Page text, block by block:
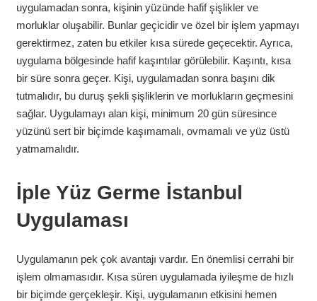
uygulamadan sonra, kişinin yüzünde hafif şişlikler ve
morluklar oluşabilir. Bunlar geçicidir ve özel bir işlem yapmayı
gerektirmez, zaten bu etkiler kısa sürede geçecektir. Ayrıca,
uygulama bölgesinde hafif kaşıntılar görülebilir. Kaşıntı, kısa
bir süre sonra geçer. Kişi, uygulamadan sonra başını dik
tutmalıdır, bu duruş şekli şişliklerin ve morlukların geçmesini
sağlar. Uygulamayı alan kişi, minimum 20 gün süresince
yüzünü sert bir biçimde kaşımamalı, ovmamalı ve yüz üstü
yatmamalıdır.
İple Yüz Germe İstanbul
Uygulaması
Uygulamanın pek çok avantajı vardır. En önemlisi cerrahi bir
işlem olmamasıdır. Kısa süren uygulamada iyileşme de hızlı
bir biçimde gerçekleşir. Kişi, uygulamanın etkisini hemen